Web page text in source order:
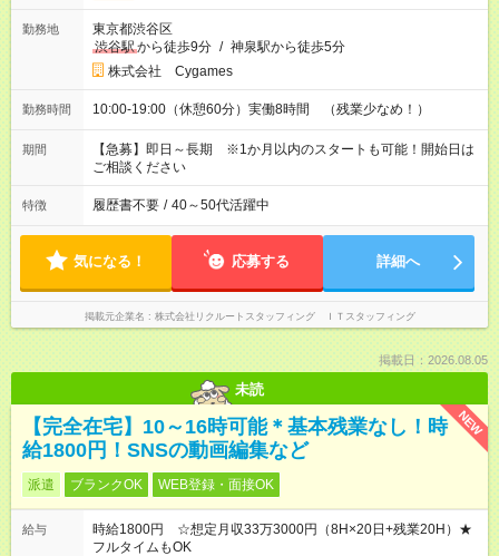
勤務地
東京都渋谷区
渋谷駅から徒歩9分 / 神泉駅から徒歩5分
株式会社 Cygames
勤務時間 10:00-19:00（休憩60分）実働8時間 （残業少なめ！）
期間
【急募】即日～長期 ※1か月以内のスタートも可能！開始日は
ご相談ください
特徴 履歴書不要 / 40～50代活躍中
気になる！ 応募する 詳細へ
掲載元企業名 株式会社リクルートスタッフィング ＩＴスタッフィング
掲載日：2026.08.05
未読
NEW
【完全在宅】10～16時可能＊基本残業なし！時
給1800円！SNSの動画編集など
派遣 ブランクOK WEB登録・面接OK
給与
時給1800円 ☆想定月収33万3000円（8H×20日+残業20H）★
フルタイムもOK